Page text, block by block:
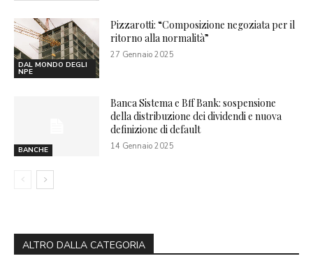
DAL MONDO DEGLI
NPE
Pizzarotti: “Composizione negoziata per il
ritorno alla normalità”
27 Gennaio 2025
BANCHE
Banca Sistema e Bff Bank: sospensione
della distribuzione dei dividendi e nuova
definizione di default
14 Gennaio 2025
ALTRO DALLA CATEGORIA